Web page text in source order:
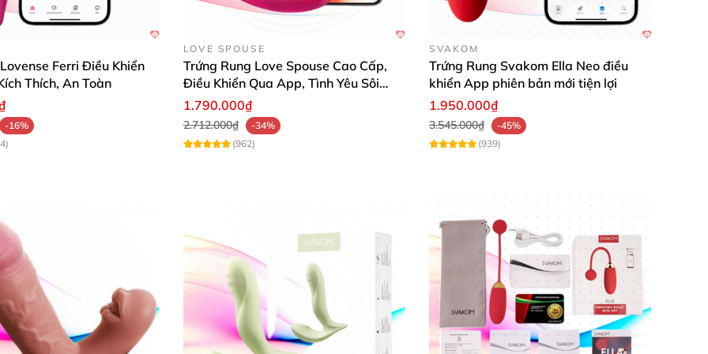
, thỏa mãn nhu cầu sinh lý nữ , hỗ trợ gia tăng khoái cảm cho màn dạo đầu.
App
Ferri Điều Khiển
Thích, An Toàn
-16%
LOVE SPOUSE
Trứng Rung Love Spouse Cao Cấp,
Điều Khiển Qua App, Tình Yêu Sôi
Động
1.790.000₫
2.712.000₫
-34%
(962)
SVAKOM
Trứng Rung Svakom Ella Neo điều
khiển App phiên bản mới tiện lợi
1.950.000₫
3.545.000₫
-45%
(939)